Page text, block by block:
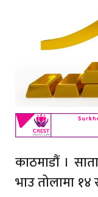
काठमाडौं ।
भाउ तोलामा